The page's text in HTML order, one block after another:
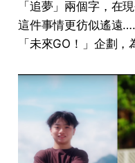
「追夢」兩個字，在
這件事情更彷似遙遠
「未來GO！」企劃